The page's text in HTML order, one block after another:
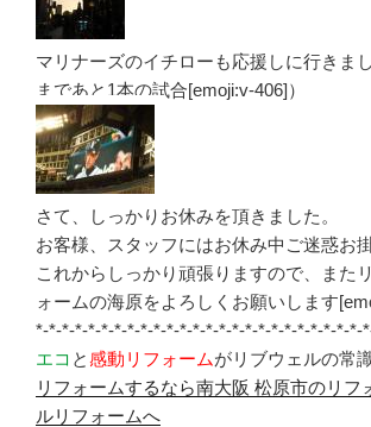
マリナーズのイチローも応援しに行きま
まであと1本の試合[emoji:v-406]）
さて、しっかりお休みを頂きました。
お客様、スタッフにはお休み中ご迷惑お
これからしっかり頑張りますので、また
ォームの海原をよろしくお願いします
*-*-*-*-*-*-*-*-*-*-*-*-*-*-*-*-*-*-*-*-*-*-*-*-*-
エコ と感動リフォームがリブウェルの常
リフォームするなら南大阪 松原市のリフ
ルリフォームへ